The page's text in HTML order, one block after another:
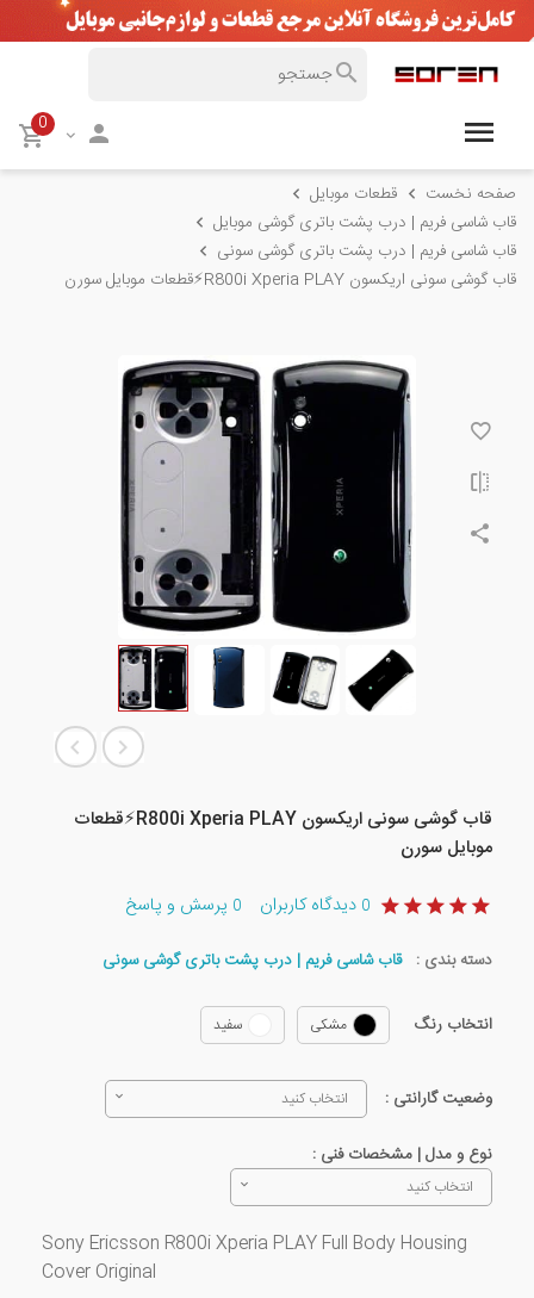
0
صفحه نخست
قطعات موبایل
قاب شاسی فریم | درب پشت باتری گوشی موبایل
قاب شاسی فریم | درب پشت باتری گوشی سونی
قاب گوشی سونی اریکسون R800i Xperia PLAY⚡️قطعات موبایل سورن
قاب گوشی سونی اریکسون R800i Xperia PLAY⚡️قطعات
موبایل سورن
0 دیدگاه کاربران 0 پرسش و پاسخ
دسته بندی : قاب شاسی فریم | درب پشت باتری گوشی سونی
انتخاب رنگ مشکی سفید
وضعیت گارانتی : انتخاب کنید
نوع و مدل | مشخصات فنی :
انتخاب کنید
Sony Ericsson R800i Xperia PLAY Full Body Housing
Cover Original